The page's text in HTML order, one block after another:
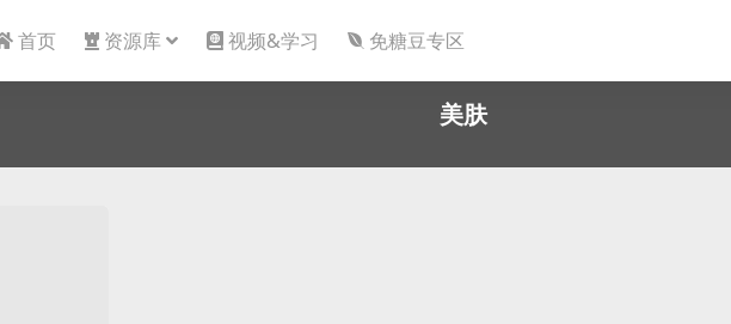
首页 资源库 视频&学习 免糖豆专区
美肤